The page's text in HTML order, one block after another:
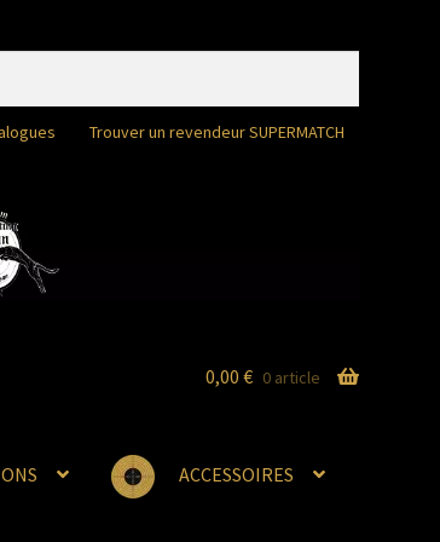
Trouver un revendeur SUPERMATCH
ACCESSOIRES
0,00 € 0 article